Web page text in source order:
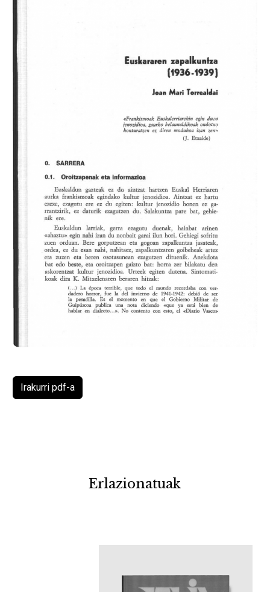
Irakurri pdf-a
Erlazionatuak